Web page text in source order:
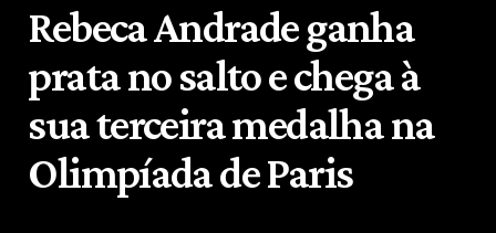
Rebeca Andrade ganha
prata no salto e chega à
sua terceira medalha na
Olimpíada de Paris